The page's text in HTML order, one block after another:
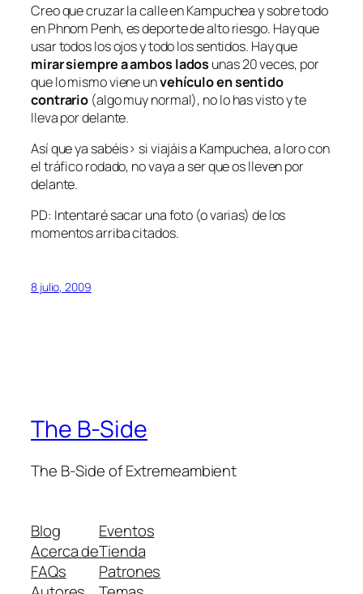
Creo que cruzar la calle en Kampuchea y sobre todo
en Phnom Penh, es deporte de alto riesgo. Hay que
usar todos los ojos y todo los sentidos. Hay que
mirar siempre a ambos lados unas 20 veces, por
que lo mismo viene unvehículo en sentido
contrario (algo muy normal), no lo has visto y te
lleva por delante.
Así que ya sabéis> si viajáis a Kampuchea, a loro con
el tráfico rodado, no vaya a ser que os lleven por
delante.
PD: Intentaré sacar una foto (o varias) de los
momentos arriba citados.
8 julio, 2009
The B-Side
The B-Side of Extremeambient
Blog
Acerca de
FAQs
Eventos
Tienda
Patrones